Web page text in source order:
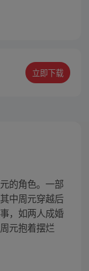
立即下载
的角色。一部
中周元穿越后
，如两人成婚
元抱着摆烂